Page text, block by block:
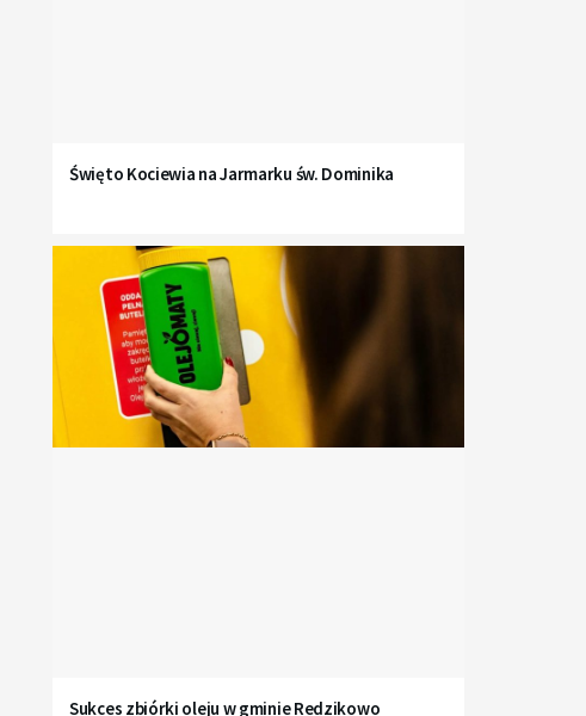
Święto Kociewia na Jarmarku św. Dominika
Sukces zbiórki oleju w gminie Redzikowo